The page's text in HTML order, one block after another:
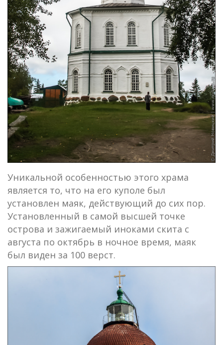
Уникальной особенностью этого храма
является то, что на его куполе был
установлен маяк, действующий до сих пор.
Установленный в самой высшей точке
острова и зажигаемый иноками скита с
августа по октябрь в ночное время, маяк
был виден за 100 верст.